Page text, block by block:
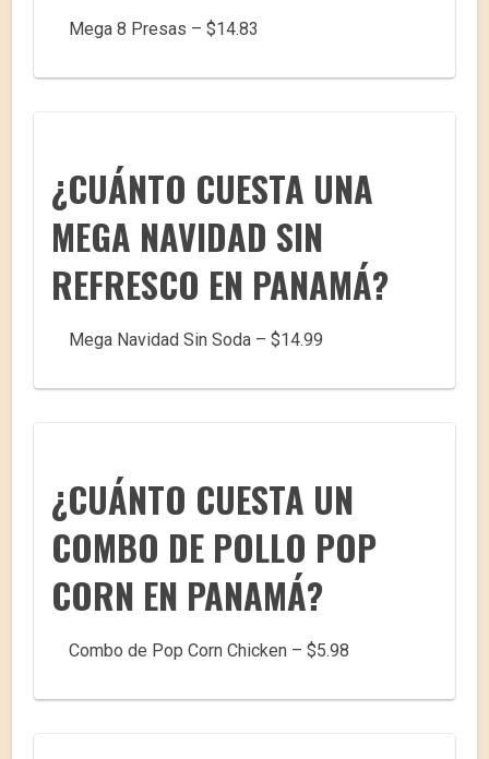
Mega 8 Presas – $14.83
¿CUÁNTO CUESTA UNA
MEGA NAVIDAD SIN
REFRESCO EN PANAMÁ?
Mega Navidad Sin Soda – $14.99
¿CUÁNTO CUESTA UN
COMBO DE POLLO POP
CORN EN PANAMÁ?
Combo de Pop Corn Chicken – $5.98